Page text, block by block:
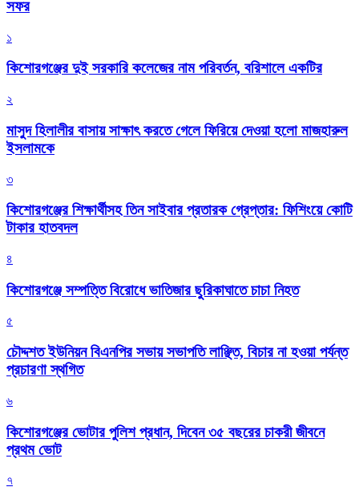
সফর
১
কিশোরগঞ্জের দুই সরকারি কলেজের নাম পরিবর্তন, বরিশালে একটির
২
মাসুদ হিলালীর বাসায় সাক্ষাৎ করতে গেলে ফিরিয়ে দেওয়া হলো মাজহারুল
ইসলামকে
৩
কিশোরগঞ্জের শিক্ষার্থীসহ তিন সাইবার প্রতারক গ্রেপ্তার: ফিশিংয়ে কোটি
টাকার হাতবদল
৪
কিশোরগঞ্জে সম্পত্তি বিরোধে ভাতিজার ছুরিকাঘাতে চাচা নিহত
৫
চৌদ্দশত ইউনিয়ন বিএনপির সভায় সভাপতি লাঞ্ছিত, বিচার না হওয়া পর্যন্ত
প্রচারণা স্থগিত
৬
কিশোরগঞ্জের ভোটার পুলিশ প্রধান, দিবেন ৩৫ বছরের চাকরী জীবনে
প্রথম ভোট
৭